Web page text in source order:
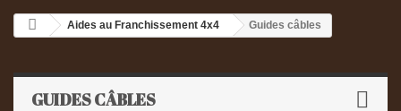
Aides au Franchissement 4x4 Guides câbles
GUIDES CÂBLES